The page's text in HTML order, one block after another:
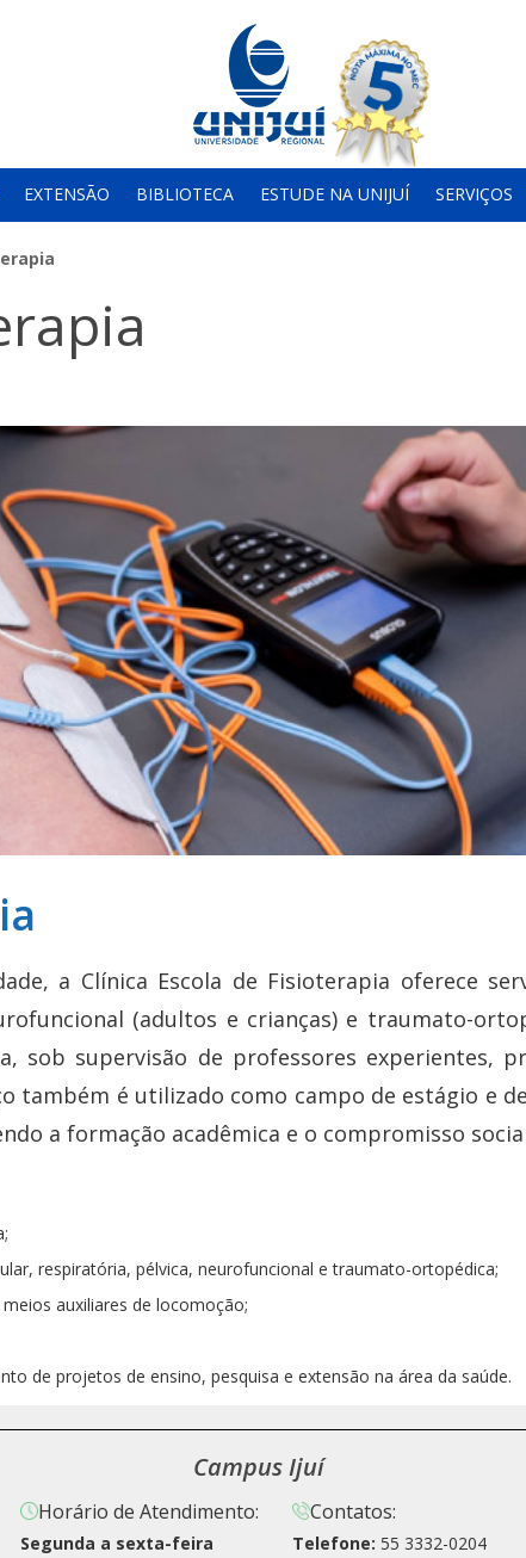
EXTENSÃO BIBLIOTECA ESTUDE NA UNIJUÍ SERVIÇOS
a Clínica Escola de Fisioterapia oferece
(adultos e crianças) e traumato-
sob supervisão de professores experientes,
também é utilizado como campo de estágio e
a formação acadêmica e o compromisso
respiratória, pélvica, neurofuncional e traumato-ortopédica;
auxiliares de locomoção;
de projetos de ensino, pesquisa e extensão na área da saúde.
Campus Ijuí
Horário de Atendimento:
Segunda a sexta-feira
Contatos:
Telefone: 55 3332-0204